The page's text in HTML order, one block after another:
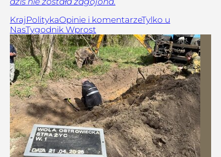
Kraj PolitykaOpinie i komentarzeTylko u
NasTygodnik Wprost